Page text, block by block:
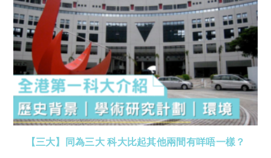
【三大】同為三大 科大比起其他兩間有咩唔一樣？